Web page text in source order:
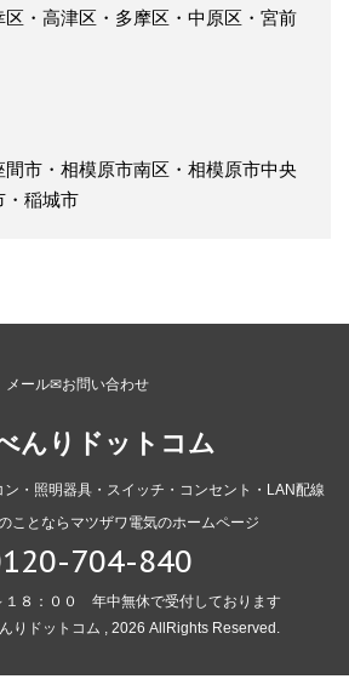
・高津区・多摩区・中原区・宮前
市・相模原市南区・相模原市中央
・稲城市
メール✉お問い合わせ
んりドットコム
・照明器具・スイッチ・コンセント・LAN配線
ことならマツザワ電気のホームページ
704-840
１８：００ 年中無休で受付しております
りドットコム , 2026 AllRights Reserved.